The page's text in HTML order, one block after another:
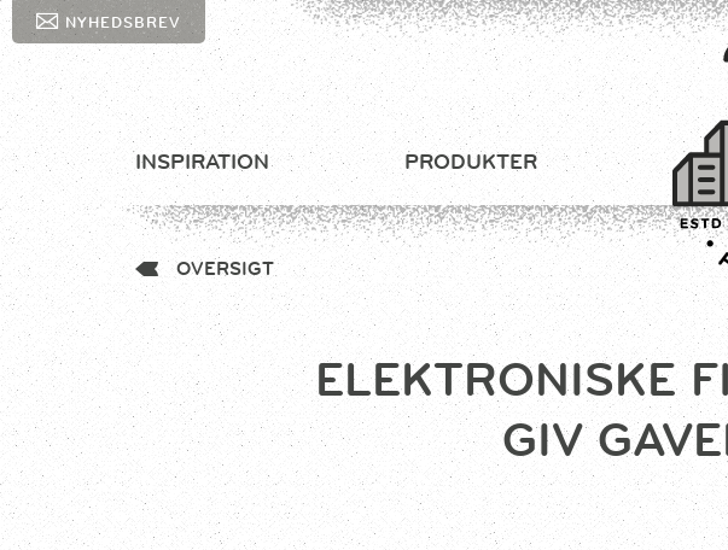
NYHEDSBREV
INSPIRATION PRODUKTER
OVERSIGT
ELEKTRONISKE
GIV